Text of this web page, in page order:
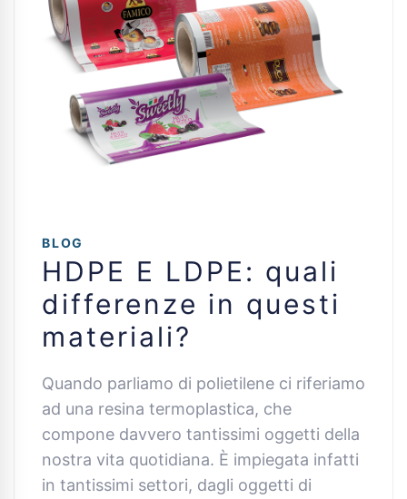
BLOG
HDPE E LDPE: quali
differenze in questi
materiali?
Quando parliamo di polietilene ci riferiamo
ad una resina termoplastica, che
compone davvero tantissimi oggetti della
nostra vita quotidiana. È impiegata infatti
in tantissimi settori, dagli oggetti di